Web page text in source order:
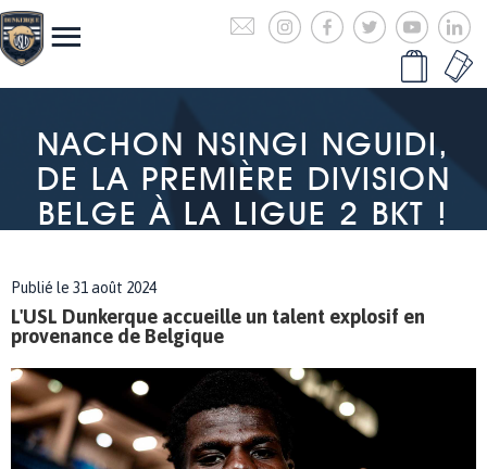
NACHON NSINGI NGUIDI,
DE LA PREMIÈRE DIVISION
BELGE À LA LIGUE 2 BKT !
Publié le 31 août 2024
L'USL Dunkerque accueille un talent explosif en
provenance de Belgique